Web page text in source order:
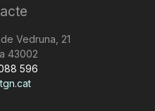
Vedruna, 21
43002 Tarragona
596